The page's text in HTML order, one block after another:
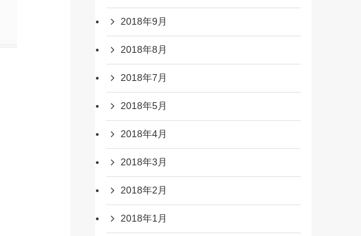
2018年9月
2018年8月
2018年7月
2018年5月
2018年4月
2018年3月
2018年2月
2018年1月